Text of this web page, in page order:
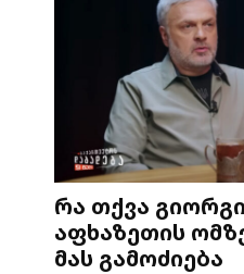
რა თქვა
აფხაზეთის
მას გამოძიება